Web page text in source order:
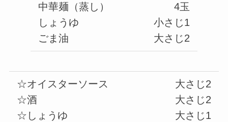
中華麺（蒸し）
しょうゆ
ごま油
4玉
小さじ1
大さじ2
☆オイスターソース
☆酒
☆しょうゆ
大さじ2
大さじ2
大さじ1